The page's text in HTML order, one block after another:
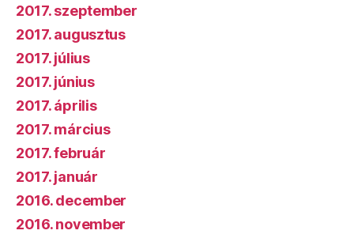
2017. szeptember
2017. augusztus
2017. július
2017. június
2017. április
2017. március
2017. február
2017. január
2016. december
2016. november